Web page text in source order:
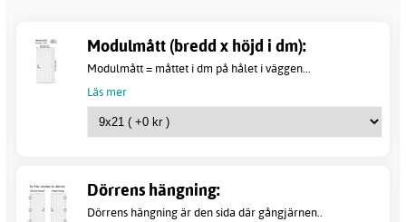
Modulmått (bredd x höjd i dm):
Modulmått = måttet i dm på hålet i väggen...
Läs mer
Dörrens hängning:
Dörrens hängning är den sida där gångjärnen..